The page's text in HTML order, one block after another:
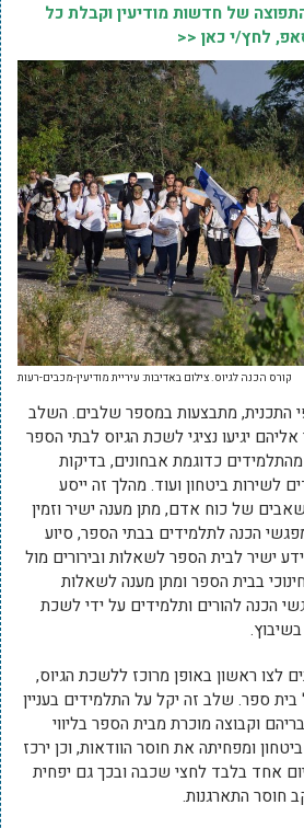
של חדשות מודיעין וקבלת כל
לחץ/י כאן <<
קורס הכנה לגיוס. צילום באדיבות: עיריית מודיעין-מכבים-רעות
התכנית, מתבצעות במספר שלבים. השלב
יגיעו נציגי לשכת הגיוס לבתי הספר
כדוגמת אבחונים, בדיקות
לשירות ביטחון ועוד. מהלך זה ייסע
של כוח אדם, מתן מענה ישיר וזמין
הכנה לתלמידים בבתי הספר, סיוע
ישיר לבית הספר לשאלות ובירורים מול
בבית הספר ומתן מענה לשאלות
הכנה להורים ותלמידים על ידי לשכת
בשיבוץ.
לצו ראשון באופן מרוכז ללשכת הגיוס,
ספר. שלב זה יקל על התלמידים בעניין
וקבוצה מוכרת מבית הספר בליווי
ומפחיתה את חוסר הוודאות, וכן ירכז
אחד בלבד לחצי שכבה ובכך גם יפחית
חוסר התארגנות.